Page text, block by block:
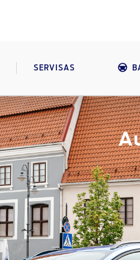
SERVISAS